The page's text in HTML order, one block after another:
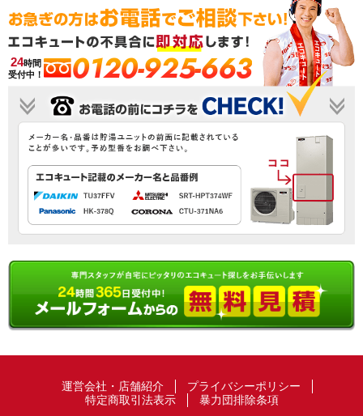
24時間
受付中！
0120-925-663
運営会社・店舗紹介
プライバシーポリシー
特定商取引法表示
暴力団排除条項